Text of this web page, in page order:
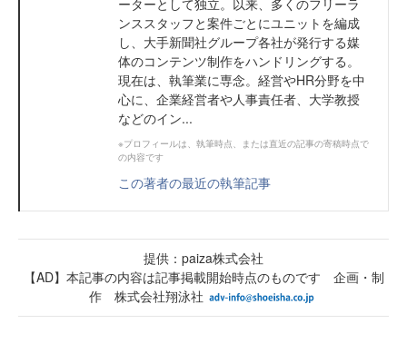
ンススタッフと案件ごとにユニットを編成
し、大手新聞社グループ各社が発行する媒
体のコンテンツ制作をハンドリングする。
現在は、執筆業に専念。経営やHR分野を中
心に、企業経営者や人事責任者、大学教授
などのイン...
※プロフィールは、執筆時点、または直近の記事の寄稿時点で
の内容です
この著者の最近の執筆記事
提供：paiza株式会社
【AD】本記事の内容は記事掲載開始時点のものです 企画・制
作 株式会社翔泳社